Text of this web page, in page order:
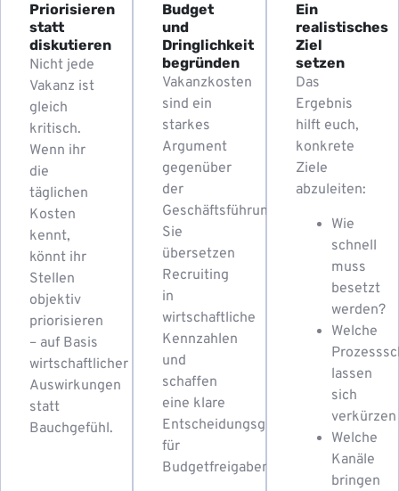
Priorisieren
statt
diskutieren
Nicht jede
Vakanz ist
gleich
kritisch.
Wenn ihr
die
täglichen
Kosten
kennt,
könnt ihr
Stellen
objektiv
priorisieren
– auf Basis
wirtschaftlicher
Auswirkungen
statt
Bauchgefühl.
Budget
und
Dringlichkeit
begründen
Vakanzkosten
sind ein
starkes
Argument
gegenüber
der
Geschäftsführung.
Sie
übersetzen
Recruiting
in
wirtschaftliche
Kennzahlen
und
schaffen
eine klare
Entscheidungsgrundlage
für
Budgetfreigaben.
Ein
realistisches
Ziel
setzen
Das
Ergebnis
hilft euch,
konkrete
Ziele
abzuleiten:
Wie
schnell
muss
besetzt
werden?
Welche
lassen
sich
verkürzen
Welche
Kanäle
bringen